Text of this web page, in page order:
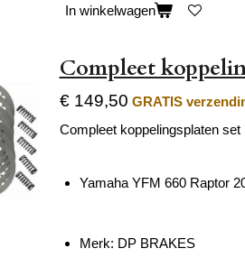
In winkelwagen
Compleet
€ 149,50 GRATIS
Compleet koppelingsplaten set
Yamaha YFM 660 Raptor
Merk: DP BRAKES